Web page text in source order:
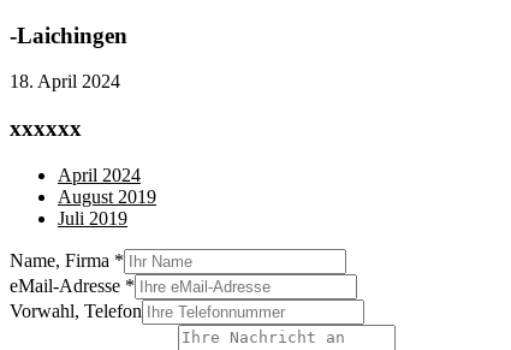
-Laichingen
18. April 2024
xxxxxx
April 2024
August 2019
Juli 2019
Name, Firma *
eMail-Adresse *
Vorwahl, Telefon